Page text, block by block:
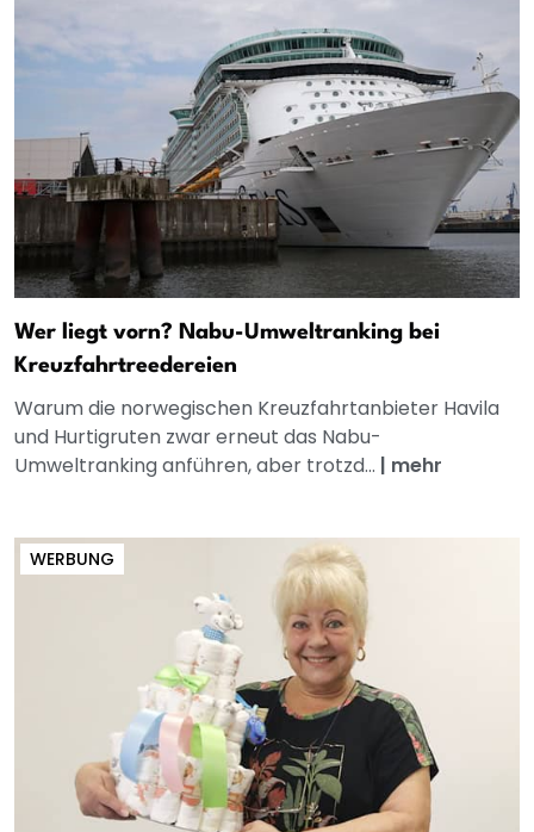
Wer liegt vorn? Nabu-Umweltranking bei
Kreuzfahrtreedereien
Warum die norwegischen Kreuzfahrtanbieter Havila
und Hurtigruten zwar erneut das Nabu-
Umweltranking anführen, aber trotzd... | mehr
WERBUNG